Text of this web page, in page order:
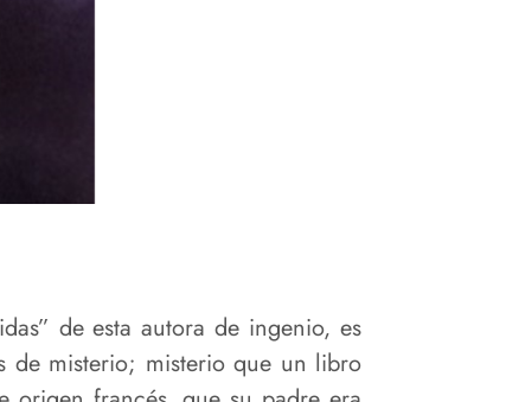
de esta autora de ingenio, es
de misterio; misterio que un libro